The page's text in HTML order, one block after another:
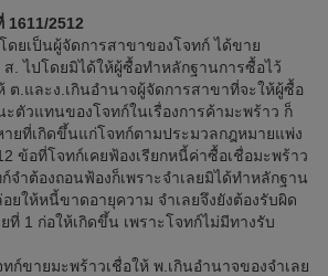
1611/2512
ยเป็นผู้จัดการสาขาของโจทก์ ได้ขาย
. ไปโดยมิได้ให้ผู้ซื้อทำหลักฐานการซื้อไว้
ต.และง.เกินอำนาจผู้จัดการสาขาที่จะให้ผู้ซื้อ
ะตัวแทนของโจทก์ในเรื่องการค้ามะพร้าว ก็
ายที่เกิดขึ้นแก่โจทก์ตามประมวลกฎหมายแพ่ง
ข้อที่โจทก์เคยฟ้องเรียกหนี้ค่าซื้อเชื่อมะพร้าว
จำต้องถอนฟ้องก็เพราะจำเลยมิได้ทำหลักฐาน
ยให้หนี้ขาดอายุความ จำเลยจึงยังต้องรับผิด
ที่ 1 ก่อให้เกิดขึ้น เพราะโจทก์ไม่มีทางรับ
ขายมะพร้าวเชื่อให้ พ.เกินอำนาจของจำเลย